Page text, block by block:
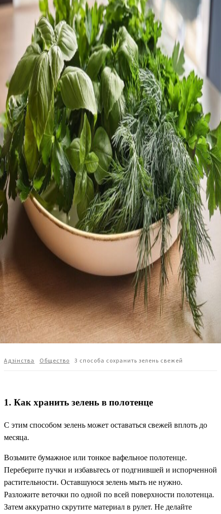
Адзiнства Общество 3 способа сохранить зелень свежей
1. Как хранить зелень в полотенце
С этим способом зелень может оставаться свежей вплоть до
месяца.
Возьмите бумажное или тонкое вафельное полотенце.
Переберите пучки и избавьтесь от подгнившей и испорченной
растительности. Оставшуюся зелень мыть не нужно.
Разложите веточки по одной по всей поверхности полотенца.
Затем аккуратно скрутите материал в рулет. Не делайте